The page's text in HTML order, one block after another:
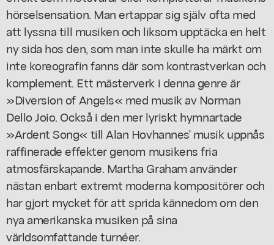
hörselsensation. Man ertappar sig själv ofta med
att lyssna till musiken och liksom upptäcka en helt
ny sida hos den, som man inte skulle ha märkt om
inte koreografin fanns där som kontrastverkan och
komplement. Ett mästerverk i denna genre är
»Diversion of Angels« med musik av Norman
Dello Joio. Också i den mer lyriskt hymnartade
»Ardent Song« till Alan Hovhannes' musik uppnås
raffinerade effekter genom musikens fria
atmosfärskapande. Martha Graham använder
nästan enbart extremt moderna kompositörer och
har gjort mycket för att sprida kännedom om den
nya amerikanska musiken på sina
världsomfattande turnéer.